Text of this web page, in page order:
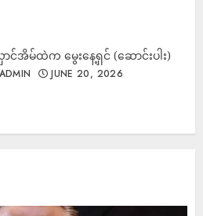
င်အိမ်ထဲက မွေးနေ့ရှင် (ဆောင်းပါး)
ADMIN JUNE 20, 2026